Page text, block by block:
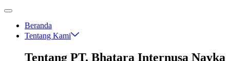
Beranda
Tentang Kami
Tentang PT. Bhatara Internusa Nayka